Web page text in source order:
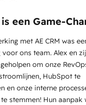
is een Game-
met AE CRM was
ons team. Alex en
om onze
HubSpot te
en onze interne
stemmen! Hun aanpak